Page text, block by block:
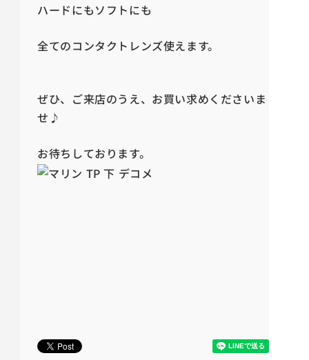
ハードにもソフトにも
全てのコンタクトレンズ使えます。
ぜひ、ご来店のうえ、お買い求めくださいま
せ♪
お待ちしております。